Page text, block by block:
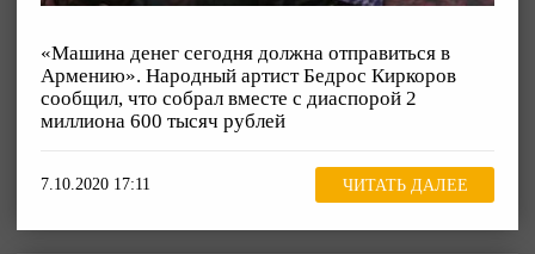
«Машина денег сегодня должна отправиться в
Армению». Народный артист Бедрос Киркоров
сообщил, что собрал вместе с диаспорой 2
миллиона 600 тысяч рублей
7.10.2020 17:11 ЧИТАТЬ ДАЛЕЕ